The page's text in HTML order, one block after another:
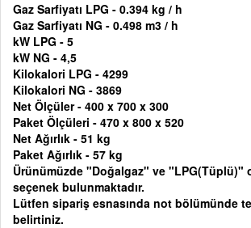
Gaz Sarfiyatı LPG - 0.394 kg / h
Gaz Sarfiyatı NG - 0.498 m3 / h
kW LPG - 5
kW NG - 4,5
Kilokalori LPG - 4299
Kilokalori NG - 3869
Net Ölçüler - 400 x 700 x 300
Paket Ölçüleri - 470 x 800 x 520
Net Ağırlık - 51 kg
Paket Ağırlık - 57 kg
Ürünümüzde "Doğalgaz" ve "LPG(Tüplü)"
seçenek bulunmaktadır.
Lütfen sipariş esnasında not bölümünde
belirtiniz.